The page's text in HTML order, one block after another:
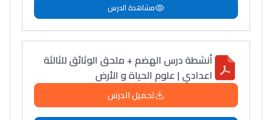
مشاهدة الدرس
أنشطة درس الهضم + ملحق الوثائق للثالثة
اعدادي | علوم الحياة و الأرض
تحميل الدرس